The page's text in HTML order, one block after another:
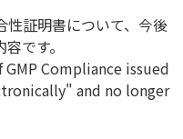
性証明書について、今後
です。
Compliance issued
and no longer